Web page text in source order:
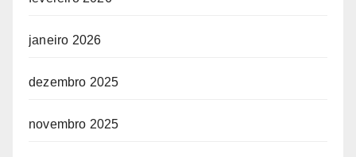
janeiro 2026
dezembro 2025
novembro 2025